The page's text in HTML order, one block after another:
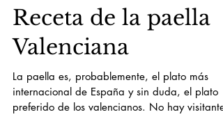
Receta de la paella
Valenciana
La paella es, probablemente, el plato más